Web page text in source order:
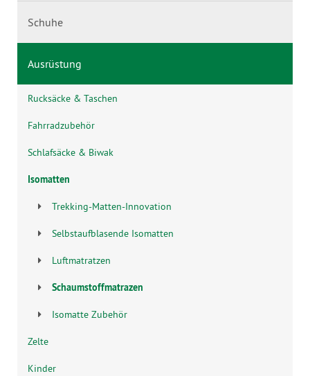
Schuhe
Ausrüstung
Rucksäcke & Taschen
Fahrradzubehör
Schlafsäcke & Biwak
Isomatten
Trekking-Matten-Innovation
Selbstaufblasende Isomatten
Luftmatratzen
Schaumstoffmatrazen
Isomatte Zubehör
Zelte
Kinder